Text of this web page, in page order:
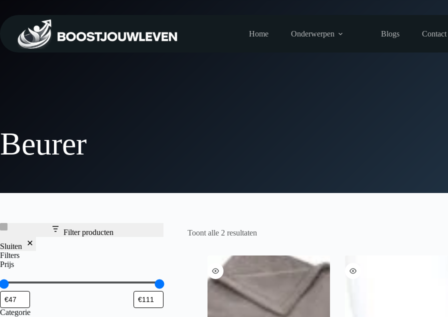
Home Onderwerpen Blogs Contact
Beurer
Toont alle 2 resultaten
Filter producten
Sluiten
Filters
Prijs
Categorie